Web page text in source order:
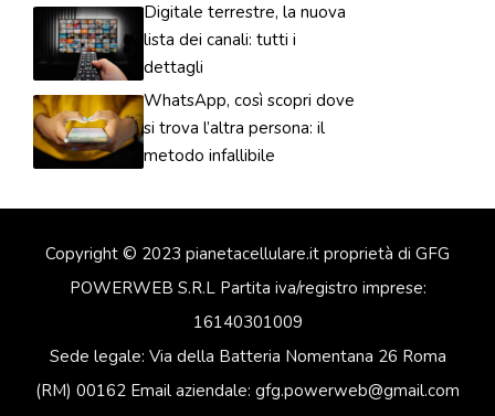
Digitale terrestre, la nuova
lista dei canali: tutti i
dettagli
WhatsApp, così scopri dove
si trova l’altra persona: il
metodo infallibile
Copyright © 2023 pianetacellulare.it proprietà di GFG
POWERWEB S.R.L Partita iva/registro imprese:
16140301009
Sede legale: Via della Batteria Nomentana 26 Roma
(RM) 00162 Email aziendale: gfg.powerweb@gmail.com